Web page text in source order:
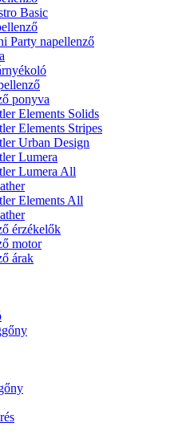
Basic
Party napellenző
ponyva
Elements Solids
Elements Stripes
Urban Design
Lumera
Lumera All
Elements All
érzékelők
motor
árak